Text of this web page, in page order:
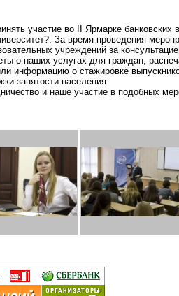
участие во Ярмарке банковских
За время проведения
учреждений за
о наших услугах для граждан,
информацию о стажировке
занятости населения
и наше участие в подобных